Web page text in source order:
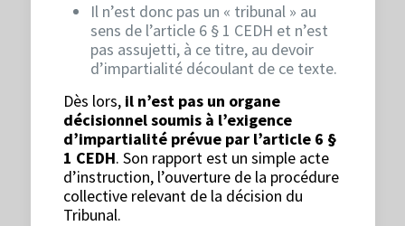
Il n’est donc pas un « tribunal » au
sens de l’article 6 § 1 CEDH et n’est
pas assujetti, à ce titre, au devoir
d’impartialité découlant de ce texte.
Dès lors, il n’est pas un organe
décisionnel soumis à l’exigence
d’impartialité prévue par l’article 6 §
1 CEDH. Son rapport est un simple acte
d’instruction, l’ouverture de la procédure
collective relevant de la décision du
Tribunal.